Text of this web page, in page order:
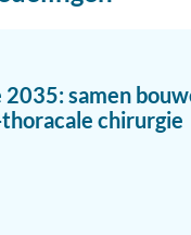
2035: samen
chirurgie